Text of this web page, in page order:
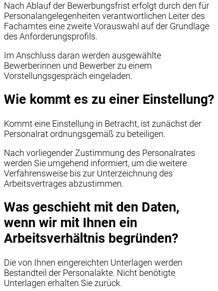
Nach Ablauf der Bewerbungsfrist erfolgt durch den für
Personalangelegenheiten verantwortlichen Leiter des
Fachamtes eine zweite Vorauswahl auf der Grundlage
des Anforderungsprofils.
Im Anschluss daran werden ausgewählte
Bewerberinnen und Bewerber zu einem
Vorstellungsgespräch eingeladen.
Wie kommt es zu einer Einstellung?
Kommt eine Einstellung in Betracht, ist zunächst der
Personalrat ordnungsgemäß zu beteiligen.
Nach vorliegender Zustimmung des Personalrates
werden Sie umgehend informiert, um die weitere
Verfahrensweise bis zur Unterzeichnung des
Arbeitsvertrages abzustimmen.
Was geschieht mit den Daten,
wenn wir mit Ihnen ein
Arbeitsverhältnis begründen?
Die von Ihnen eingereichten Unterlagen werden
Bestandteil der Personalakte. Nicht benötigte
Unterlagen erhalten Sie zurück.